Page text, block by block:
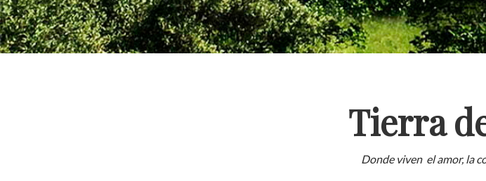
Tierra
Donde viven el amor, la